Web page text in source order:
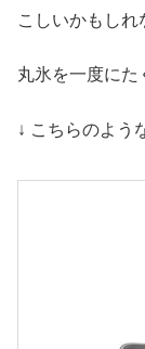
こしいかもしれ
丸氷を一度にた
↓ こちらのよう